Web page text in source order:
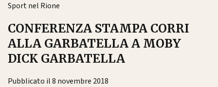
Sport nel Rione
CONFERENZA STAMPA CORRI
ALLA GARBATELLA A MOBY
DICK GARBATELLA
Pubblicato il 8 novembre 2018